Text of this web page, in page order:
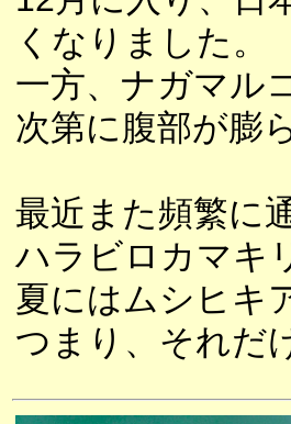
くなりました。
一方、ナガマル
次第に腹部が膨
最近また頻繁に
ハラビロカマキ
夏にはムシヒキ
つまり、それだ